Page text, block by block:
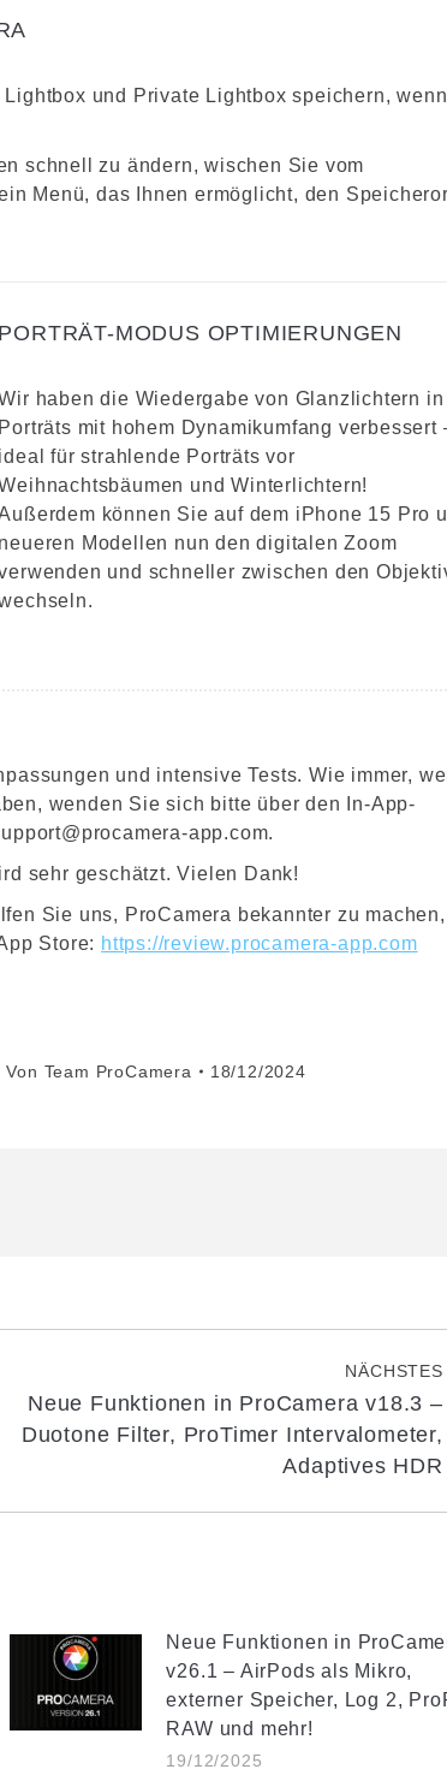
und Private Lightbox speichern,
schnell zu ändern, wischen Sie vom
Menü, das Ihnen ermöglicht, den
PORTRÄT-MODUS OPTIMIERUNGEN
haben die Wiedergabe von Glanzlichtern in
Porträts mit hohem Dynamikumfang verbessert
ideal für strahlende Porträts vor
und Winterlichtern!
können Sie auf dem iPhone 15 Pro
neueren Modellen nun den digitalen Zoom
und schneller zwischen den
und intensive Tests. Wie immer,
wenden Sie sich bitte über den In-App-
app.com.
sehr geschätzt. Vielen Dank!
Sie uns, ProCamera bekannter zu machen,
Store: https://review.procamera-app.com
Von Team ProCamera 18/12/2024
NÄCHSTES
Nächster
Neue Funktionen in ProCamera v18.3 –
Duotone Filter, ProTimer Intervalometer,
Adaptives HDR
Neue Funktionen in
v26.1 – AirPods als Mikro,
externer Speicher, Log 2,
RAW und mehr!
19/12/2025